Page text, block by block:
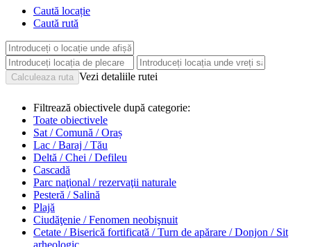
Caută locație
Caută rută
Vezi detaliile rutei
Filtrează obiectivele după categorie:
Toate obiectivele
Sat / Comună / Oraș
Lac / Baraj / Tău
Deltă / Chei / Defileu
Cascadă
Parc naţional / rezervaţii naturale
Pesteră / Salină
Plajă
Ciudăţenie / Fenomen neobişnuit
Cetate / Biserică fortificată / Turn de apărare / Donjon / Sit
arheologic